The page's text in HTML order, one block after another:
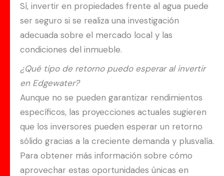
Sí, invertir en propiedades frente al agua puede
ser seguro si se realiza una investigación
adecuada sobre el mercado local y las
condiciones del inmueble.
¿Qué tipo de retorno puedo esperar al invertir
en Edgewater?
Aunque no se pueden garantizar rendimientos
específicos, las proyecciones actuales sugieren
que los inversores pueden esperar un retorno
sólido gracias a la creciente demanda y plusvalía.
Para obtener más información sobre cómo
aprovechar estas oportunidades únicas en